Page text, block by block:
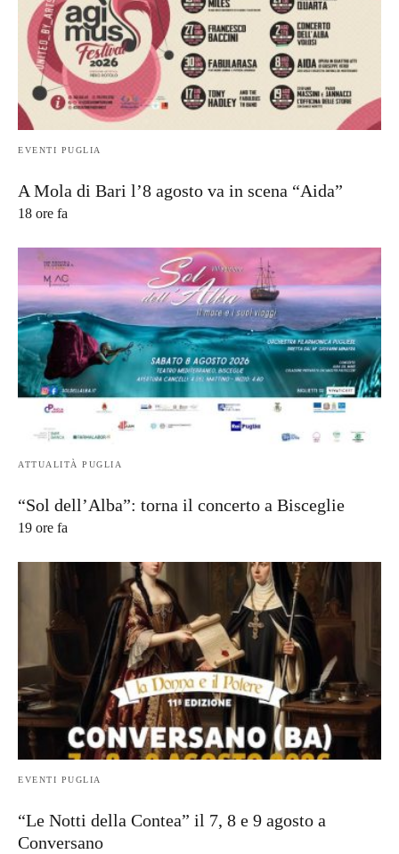
EVENTI PUGLIA
A Mola di Bari l’8 agosto va in scena “Aida”
18 ore fa
ATTUALITÀ PUGLIA
“Sol dell’Alba”: torna il concerto a Bisceglie
19 ore fa
EVENTI PUGLIA
“Le Notti della Contea” il 7, 8 e 9 agosto a
Conversano